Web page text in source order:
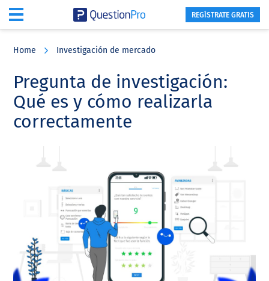
content
sidebar
REGÍSTRATE GRATIS
Home Investigación de mercado
Pregunta de investigación:
Qué es y cómo realizarla
correctamente